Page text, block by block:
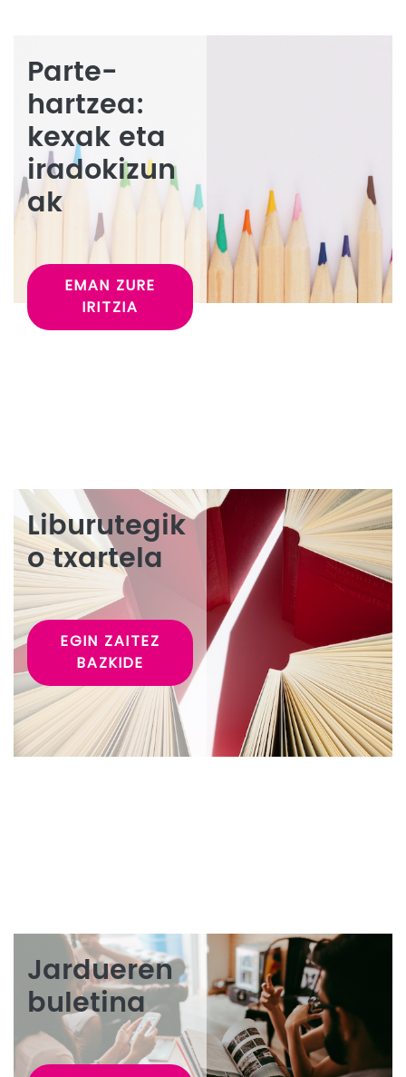
Parte-
hartzea:
kexak eta
iradokizun
ak
EMAN ZURE
IRITZIA
Liburutegik
o txartela
EGIN ZAITEZ
BAZKIDE
Jardueren
buletina